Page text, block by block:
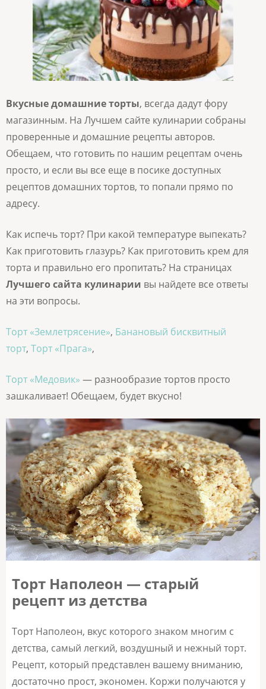
Вкусные домашние торты, всегда дадут фору
магазинным. На Лучшем сайте кулинарии собраны
проверенные и домашние рецепты авторов.
Обещаем, что готовить по нашим рецептам очень
просто, и если вы все еще в посике доступных
рецептов домашних тортов, то попали прямо по
адресу.
Как испечь торт? При какой температуре выпекать?
Как приготовить глазурь? Как приготовить крем для
торта и правильно его пропитать? На страницах
Лучшего сайта кулинарии вы найдете все ответы
на эти вопросы.
Торт «Землетрясение», Банановый бисквитный
торт, Торт «Прага»,
Торт «Медовик» — разнообразие тортов просто
зашкаливает! Обещаем, будет вкусно!
Торт Наполеон — старый
рецепт из детства
Торт Наполеон, вкус которого знаком многим с
детства, самый легкий, воздушный и нежный торт.
Рецепт, который представлен вашему вниманию,
достаточно прост, экономен. Коржи получаются у